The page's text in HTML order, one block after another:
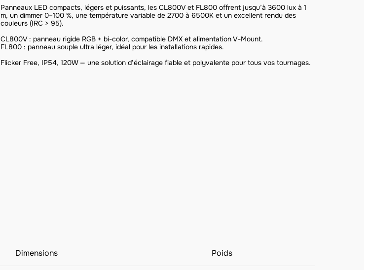
Panneaux LED compacts, légers et puissants, les CL800V et FL800 offrent jusqu’à 3600 lux à 1
m, un dimmer 0–100 %, une température variable de 2700 à 6500K et un excellent rendu des
couleurs (IRC > 95).
CL800V : panneau rigide RGB + bi-color, compatible DMX et alimentation V-Mount.
FL800 : panneau souple ultra léger, idéal pour les installations rapides.
Flicker Free, IP54, 120W — une solution d’éclairage fiable et polyvalente pour tous vos tournages.
Dimensions Poids